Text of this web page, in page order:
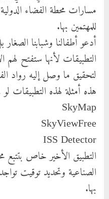
مسارات محطة الفضاء
للمهتمين بها.
أدعو أطفالنا وشبابنا
التطبيقات لأنها ستفتح لهم
لتحقيق ما وصل إليه رواد
هذه أمثلة لهذه التطبيقات
SkyMap
SkyViewFree
ISS Detector
التطبيق الأخير خاص بتتبع
الصناعية وتحديد توقيت
بها.